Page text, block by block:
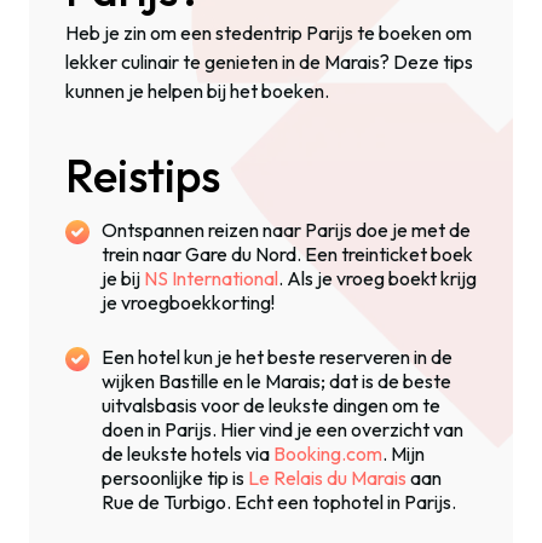
Heb je zin om een stedentrip Parijs te boeken om
lekker culinair te genieten in de Marais? Deze tips
kunnen je helpen bij het boeken.
Reistips
Ontspannen reizen naar Parijs doe je met de
trein naar Gare du Nord. Een treinticket boek
je bij NS International. Als je vroeg boekt krijg
je vroegboekkorting!
Een hotel kun je het beste reserveren in de
wijken Bastille en le Marais; dat is de beste
uitvalsbasis voor de leukste dingen om te
doen in Parijs. Hier vind je een overzicht van
de leukste hotels via Booking.com. Mijn
persoonlijke tip is Le Relais du Marais aan
Rue de Turbigo. Echt een tophotel in Parijs.